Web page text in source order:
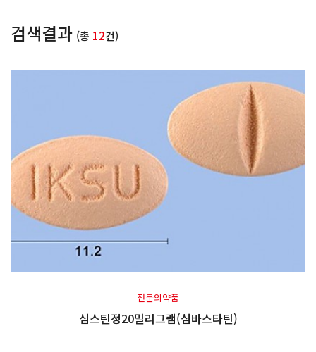
검색결과 (총 12건)
전문의약품
심스틴정20밀리그램(심바스타틴)